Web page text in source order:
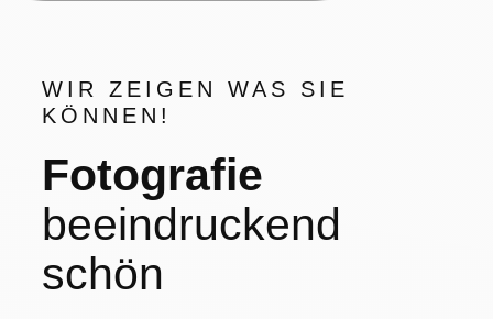
WIR ZEIGEN WAS SIE
KÖNNEN!
Fotografie
beeindruckend
schön